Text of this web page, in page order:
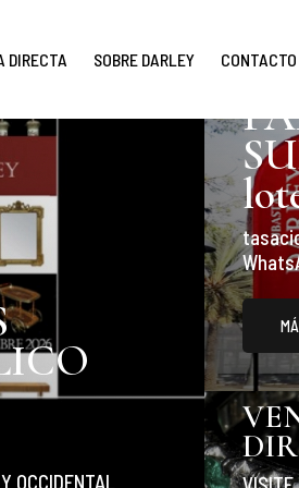
DIRECTA SOBRE DARLEY CONTACTO
OCCIDENTAL